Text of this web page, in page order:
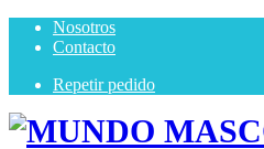
Nosotros
Contacto
Repetir pedido